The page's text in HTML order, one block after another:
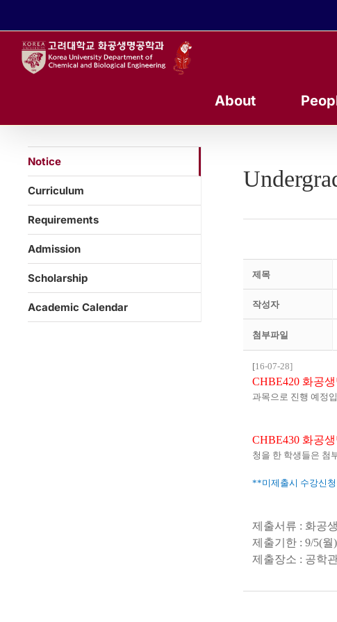
About
제목
작성자
첨부파일
[16-07-28]
CHBE420 화공
과목으로 진행 예정
CHBE430 화공
청을 한 학생들은 첨
**미제출시 수강신
제출서류 : 화공
제출기한 : 9/5(월
제출장소 : 공학
Notice
Curriculum
Requirements
Admission
Scholarship
Academic Calendar